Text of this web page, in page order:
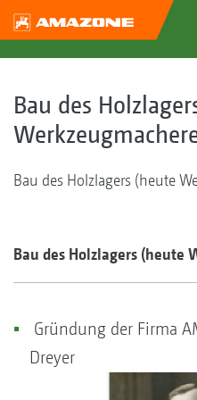
Bau des
Bau des Holzlagers (heute
Bau des Holzlagers (heute
Gründung der Firma
Dreyer